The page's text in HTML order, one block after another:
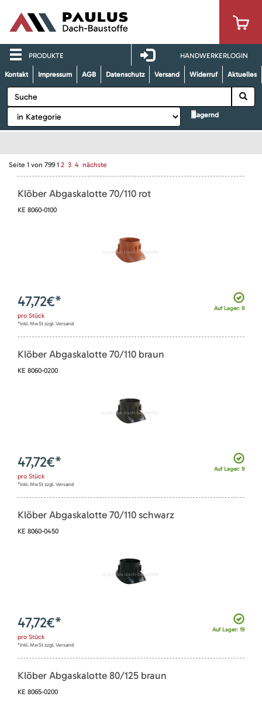
PRODUKTE HANDWERKERLOGIN
Kontakt Impressum AGB Datenschutz Versand Widerruf Aktuelles
lagernd
Seite 1 von 799 1 2 3 4 nächste
Klöber Abgaskalotte 70/110 rot
KE 8060-0100
Auf Lager: 9
47,72€*
pro Stück
*inkl. MwSt zzgl. Versand
Klöber Abgaskalotte 70/110 braun
KE 8060-0200
Auf Lager: 9
47,72€*
pro Stück
*inkl. MwSt zzgl. Versand
Klöber Abgaskalotte 70/110 schwarz
KE 8060-0450
Auf Lager: 19
47,72€*
pro Stück
*inkl. MwSt zzgl. Versand
Klöber Abgaskalotte 80/125 braun
KE 8065-0200